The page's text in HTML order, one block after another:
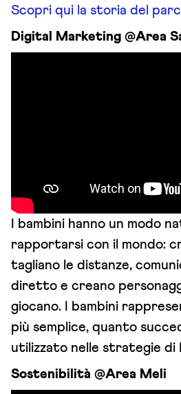
Scopri qui la storia del
Digital Marketing @Area
I bambini hanno un modo
rapportarsi con il mondo:
tagliano le distanze,
diretto e creano
giocano. I bambini
più semplice, quanto
utilizzato nelle strategie di
Sostenibilità @Area Meli